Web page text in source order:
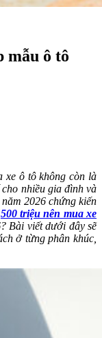
mẫu ô tô
xe ô tô không còn là
nhiều gia đình và
2026 chứng kiến
500 triệu nên mua xe
Bài viết dưới đây sẽ
ở từng phân khúc,